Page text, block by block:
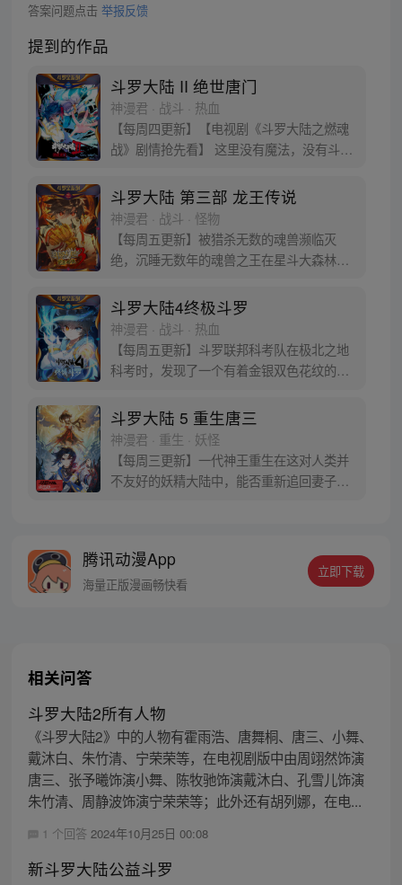
答案问题点击 举报反馈
提到的作品
斗罗大陆 II 绝世唐门
神漫君 · 战斗 · 热血
【每周四更新】【电视剧《斗罗大陆之燃魂
战》剧情抢先看】 这里没有魔法，没有斗
后的斗罗大陆上，唐门式微，一代天骄霍雨
浩横空出世，一切的神奇都将一一展现。 唐
门暗器能否重振雄风，唐门能否重现辉煌，
一切尽绝世唐门！
斗罗大陆 第三部 龙王传说
神漫君 · 战斗 · 怪物
【每周五更新】被猎杀无数的魂兽濒临灭
绝，沉睡无数年的魂兽之王在星斗大森林最
魂”遇上执着而顽强的少年唐舞麟，万众瞩目
的武魂传奇将再次被书写。我们不期待奇
迹，但要给奇迹一个机会。
斗罗大陆4终极斗罗
神漫君 · 战斗 · 热血
【每周五更新】斗罗联邦科考队在极北之地
科考时，发现了一个有着金银双色花纹的
于是赶忙将其带回研究所进行孵化。蛋孵化
出来了，可孵出来的是一个婴儿，一个和人
类一模一样的孩子；与此同时，联邦研究所
正在解冻一名银色长发女子，而一名蓝发青
年则在海滨被人发现
斗罗大陆 5 重生唐三
神漫君 · 重生 · 妖怪
【每周三更新】一代神王重生在这对人类并
不友好的妖精大陆中，能否重新追回妻子。
腾讯动漫App
海量正版漫画畅快看
立即下载
相关问答
斗罗大陆2所有人物
《斗罗大陆2》中的人物有霍雨浩、唐舞桐、唐三、小舞、
戴沐白、朱竹清、宁荣荣等，在电视剧版中由周翊然饰演
唐三、张予曦饰演小舞、陈牧驰饰演戴沐白、孔雪儿饰演
朱竹清、周静波饰演宁荣荣等；此外还有胡列娜，在电...
1 个回答 2024年10月25日 00:08
新斗罗大陆公益斗罗